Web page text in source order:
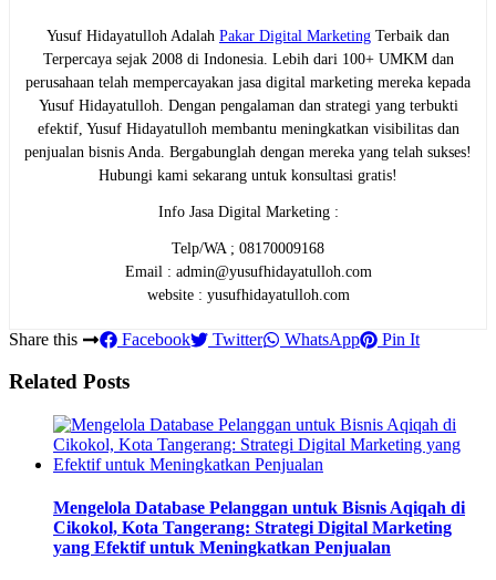
Yusuf Hidayatulloh Adalah Pakar Digital Marketing Terbaik dan
Terpercaya sejak 2008 di Indonesia. Lebih dari 100+ UMKM dan
perusahaan telah mempercayakan jasa digital marketing mereka kepada
Yusuf Hidayatulloh. Dengan pengalaman dan strategi yang terbukti
efektif, Yusuf Hidayatulloh membantu meningkatkan visibilitas dan
penjualan bisnis Anda. Bergabunglah dengan mereka yang telah sukses!
Hubungi kami sekarang untuk konsultasi gratis!
Info Jasa Digital Marketing :
Telp/WA ; 08170009168
Email : admin@yusufhidayatulloh.com
website : yusufhidayatulloh.com
Share this Facebook Twitter WhatsApp Pin It
Related Posts
Mengelola Database Pelanggan untuk Bisnis Aqiqah di
Cikokol, Kota Tangerang: Strategi Digital Marketing
yang Efektif untuk Meningkatkan Penjualan